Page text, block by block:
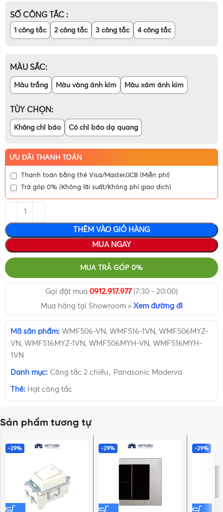
SỐ CÔNG TẮC
1 công tắc 2 công tắc 3 công tắc 4 công tắc
MÀU SẮC
Màu trắng Màu vàng ánh kim Màu xám ánh kim
TÙY CHỌN
Không chỉ báo Có chỉ báo dạ quang
ƯU ĐÃI THANH TOÁN
Thanh toán bằng thẻ Visa/Master/JCB (Miễn phí)
Trả góp 0% (Không lãi suất/Không phí giao dịch)
THÊM VÀO GIỎ HÀNG
MUA NGAY
MUA TRẢ GÓP 0%
Gọi đặt mua 0912.917.977(7:30 - 20:00)
Mua hàng tại Showroom » Xem đường đi
Mã sản phẩm: WMF506-VN, WMF516-1VN, WMF506MYZ-
VN, WMF516MYZ-1VN, WMF506MYH-VN, WMF516MYH-
1VN
Danh mục: Công tắc 2 chiều , Panasonic Moderva
Thẻ: Hạt công tắc
Sản phẩm tương tự
-29% -29% -29%